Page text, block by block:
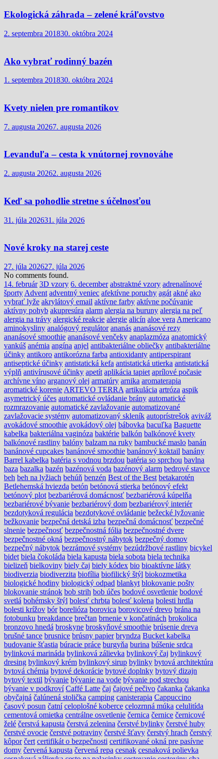
Ekologická záhrada – zelené kráľovstvo
2. septembra 201830. októbra 2024
Ako vybrať rodinný bazén
1. septembra 201830. októbra 2024
Kvety nielen pre romantikov
7. augusta 20267. augusta 2026
Levanduľa – cesta k vnútornej rovnováhe
2. augusta 20262. augusta 2026
Keď sa pohodlie stretne s účelnosťou
31. júla 202631. júla 2026
Nové kroky na starej ceste
27. júla 202627. júla 2026
No comments found.
14. február 3D vzory 6. december abstraktné vzory adrenalínové
športy Advent adventný veniec afektívne poruchy agát akné ako
vybrať lyže akrylátový email aktívne farby aktívne počúvanie
aktívny pohyb akupresúra alarm alergia na buruny alergia na peľ
alergia na trávy alergické reakcie alergie alicín aloe vera Americano
aminokysliny analógový regulátor ananás ananásové rezy
ananásové smoothie ananásové venčeky anaplazmóza anatomický
vankúš anémia angína anjel antibakteriálne obliečky antibakteriálne
účinky antikoro antikorózna farba antioxidanty antiperspirant
antiseptické účinky antistatická kefa antistatická utierka antistatická
výplň antivírusové účinky apetít aplikácia tapiet aprílové počasie
archívne víno arganový olej armatúry arnika aromaterapia
aromatické korenie ARTEVO TERRA artikulácia artróza aspik
asymetrický účes automatické ovládanie brány automatické
rozmrazovanie automatické zavlažovanie automatizované
zavlažovacie systémy automatizovaný skleník autoprístrešok aviváž
avokádové smoothie avokádový olej bábovka bacuľka Baguette
kabelka bakteriálna vaginóza baktérie balkón balkónové kvety
balkónové rastliny balóny balzam na ruky bambucké maslo banán
banánové cupcakes banánové smoothie banánový koktail banány
Barrel kabelka batéria s vodnou brzdou batéria so sprchou bavlna
baza bazalka bazén bazénová voda bazénový alarm bedrové stavce
beh beh na lyžiach behúň benzén Best of the Best betakarotén
Betlehemská hviezda betón betónová stierka betónový efekt
betónový plot bezbariérová domácnosť bezbariérová kúpelňa
bezbariérové bývanie bezbariérový dom bezbariérový interiér
bezdotyková regulácia bezdotykové ovládanie bežecké lyžovanie
bežkovanie bezpečná detská izba bezpečná domácnosť bezpečné
slnenie bezpečnosť bezpečnostná fólia bezpečnostné dvere
bezpečnostné okná bezpečnostný nábytok bezpečný domov
bezpečný nábytok bezrámové systémy bezúdržbové rastliny bicykel
bidet biela čokoláda biela kapusta biela sobota biela technika
bielizeň bielkoviny biely čaj biely kódex bio bioaktívne látky
biodiverzia biodiverzita biofília biofilický štýl biokozmetika
biologické hodiny biologický odpad blankyt blokovanie pošty
blokovanie stránok bob strih bob účes bodové osvetlenie bodové
svetlá bohémsky štýl bolesť chrbta bolesť kolena bolesti hrdla
bolesti krížov bór borelióza borovica borovicové drevo brána na
fotobunku breakdance brečtan brnenie v končatinách brokolica
bronzovo hnedá broskyne broskyňové smoothie brúsenie dreva
brušné tance brusnice brúsny papier bryndza Bucket kabelka
budovanie šťastia búracie práce burgyňa burina búšenie srdca
bylinková marináda bylinková zálievka bylinkový čaj bylinkový
dresing bylinkový krém bylinkový sirup bylinky bytová architektúra
bytová chémia bytové dekorácie bytové doplnky bytový dizajn
bytový textil bývanie bývanie na vode bývanie pod strechou
bývanie v podkroví Caffé Latte čaj čajové pečivo čakanka čakanka
obyčajná čalúnená stolička camping canisterapia Cappuccino
časový posun čatní celoplošné koberce celozrnná múka celulitída
cementová omietka centrálne osvetlenie černica černice černicové
želé čerstvá kapusta čerstvá zelenina čerstvé bylinky čerstvé huby
čerstvé ovocie čerstvé potraviny čerstvé šťavy čerstvý hrach čerstvý
kôpor čert certifikát o bezpečnosti certifikované okná pre pasívne
domy červená kapusta červená repa cesnak cesnaková polievka